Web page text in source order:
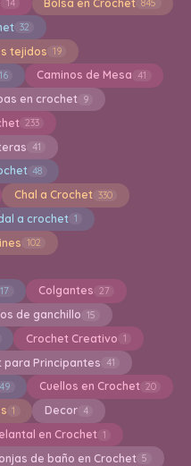
14 Bolsa en Crochet 845
32
tejidos 19
16 Caminos de Mesa 41
en crochet 9
233
41
48
Chal a Crochet 330
a crochet 1
102
17 Colgantes 27
de ganchillo 15
Crochet Creativo 1
para Principantes 41
49 Cuellos en Crochet 20
1 Decor 4
en Crochet 1
de baño en Crochet 5